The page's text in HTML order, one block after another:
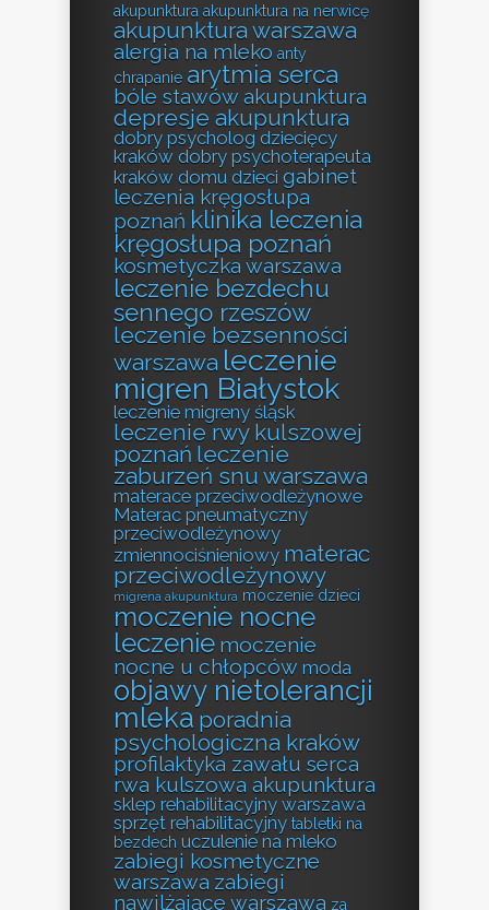
akupunktura akupunktura na nerwicę
akupunktura warszawa
alergia na mleko anty
chrapanie arytmia serca
bóle stawów akupunktura
depresje akupunktura
dobry psycholog dziecięcy
kraków dobry psychoterapeuta
kraków domu dzieci gabinet
leczenia kręgosłupa
poznań klinika leczenia
kręgosłupa poznań
kosmetyczka warszawa
leczenie bezdechu
sennego rzeszów
leczenie bezsenności
warszawa leczenie
migren Białystok
leczenie migreny śląsk
leczenie rwy kulszowej
poznań leczenie
zaburzeń snu warszawa
materace przeciwodleżynowe
Materac pneumatyczny
przeciwodleżynowy
zmiennociśnieniowy materac
przeciwodleżynowy
migrena akupunktura moczenie dzieci
moczenie nocne
leczenie moczenie
nocne u chłopców moda
objawy nietolerancji
mleka poradnia
psychologiczna kraków
profilaktyka zawału serca
rwa kulszowa akupunktura
sklep rehabilitacyjny warszawa
sprzęt rehabilitacyjny tabletki na
bezdech uczulenie na mleko
zabiegi kosmetyczne
warszawa zabiegi
nawilżające warszawa za